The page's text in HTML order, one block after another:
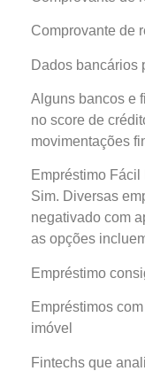
Comprovante de
Dados bancários
Alguns bancos e
no score de
movimentações
Empréstimo
Sim. Diversas
negativado com
as opções
Empréstimo
Empréstimos
imóvel
Fintechs que